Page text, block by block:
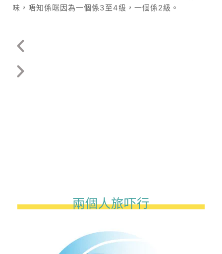
味，唔知係咪因為一個係3至4級，一個係2級。
兩個人旅吓行